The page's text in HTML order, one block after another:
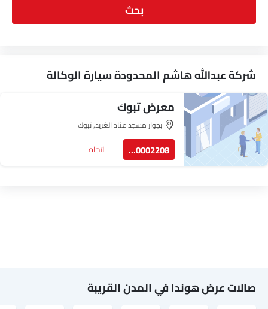
بحث
شركة عبدالله هاشم المحدودة سيارة الوكالة
معرض تبوك
بجوار مسجد عناد الغريد, تبوك
920002208 اتجاه
صالات عرض هوندا في المدن القريبة